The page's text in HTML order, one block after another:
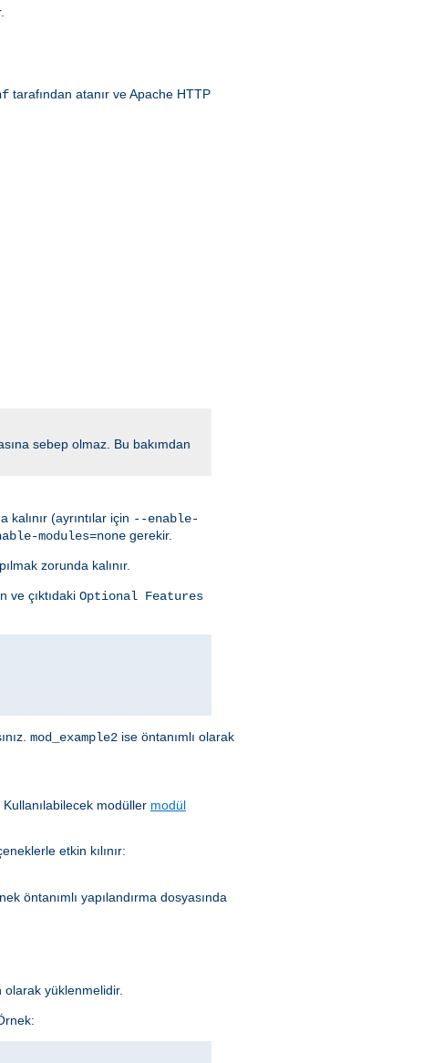
tarafından atanır ve Apache HTTP
sebep olmaz. Bu bakımdan
(ayrıntılar için --enable-
modules=none gerekir.
zorunda kalınır.
ve çıktıdaki Optional Features
mod_example2 ise öntanımlı olarak
modüller modül
etkin kılınır:
öntanımlı yapılandırma dosyasında
yüklenmelidir.